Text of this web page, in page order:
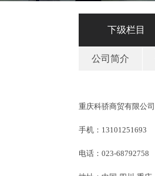
下级栏目
公司简介
重庆科骄商贸有限公司
手机： 13101251693
电话：023-68792758